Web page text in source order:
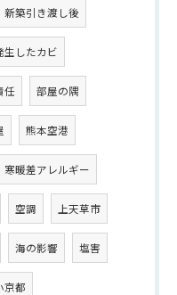
新築引き渡し後
生したカビ
任 部屋の隅
熊本空港
寒暖差アレルギー
空調 上天草市
海の影響 塩害
京都